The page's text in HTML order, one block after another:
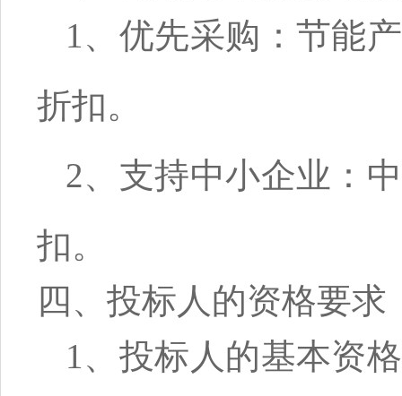
1、优先采购：节能
折扣。
2、支持中小企业：
扣。
四、投标人的资格要求
1、投标人的基本资